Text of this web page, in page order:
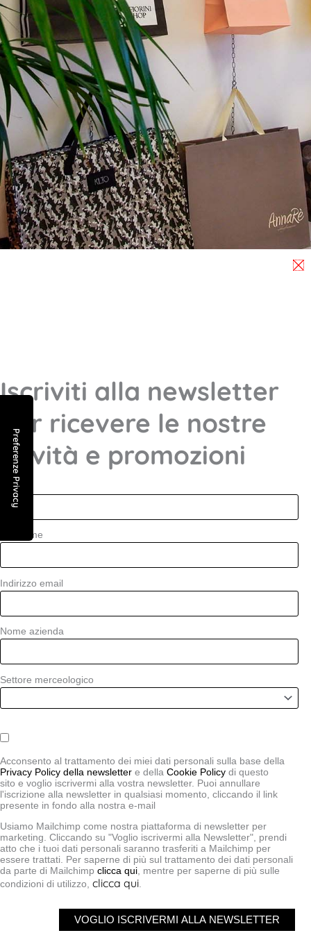
Shopper
in
plastica
per
enoteca
Shopper
per
cantine
Leggi Tutto
ristoranti e fiere.
Newsletter
Privacy policy Newsletter
Contatti
Via Adua 1 - 25015 Desenzano del Garda (BS)
+39 030 991 4904
info@mlcpackaging.com
Iscriviti alla newsletter
per ricevere le nostre
novità e promozioni
Nome
Cognome
Indirizzo email
Nome azienda
Settore merceologico
Acconsento al trattamento dei miei dati personali sulla base della
Privacy Policy della newsletter e della Cookie Policy di questo
sito e voglio iscrivermi alla vostra newsletter. Puoi annullare
l'iscrizione alla newsletter in qualsiasi momento, cliccando il link
presente in fondo alla nostra e-mail
Usiamo Mailchimp come nostra piattaforma di newsletter per
marketing. Cliccando su "Voglio iscrivermi alla Newsletter", prendi
atto che i tuoi dati personali saranno trasferiti a Mailchimp per
essere trattati. Per saperne di più sul trattamento dei dati personali
da parte di Mailchimp clicca qui , mentre per saperne di più sulle
condizioni di utilizzo, clicca qui